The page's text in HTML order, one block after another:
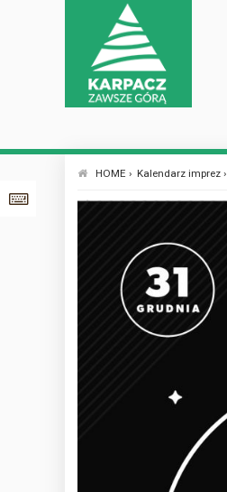
HOME › Kalendarz imprez ›